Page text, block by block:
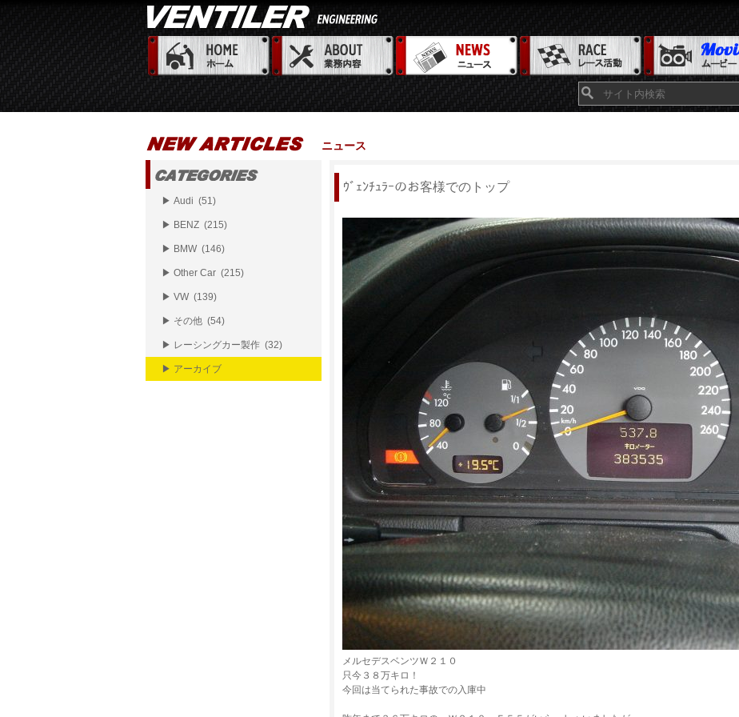
ニュース
ｳﾞｪﾝﾁｭﾗｰのお客様でのトップ
メルセデスベンツＷ２１０
只今３８万キロ！
今回は当てられた事故での入庫中
▶ Audi (51)
▶ BENZ (215)
▶ BMW (146)
▶ Other Car (215)
▶ VW (139)
▶ その他 (54)
▶ レーシングカー製作 (32)
▶ アーカイブ